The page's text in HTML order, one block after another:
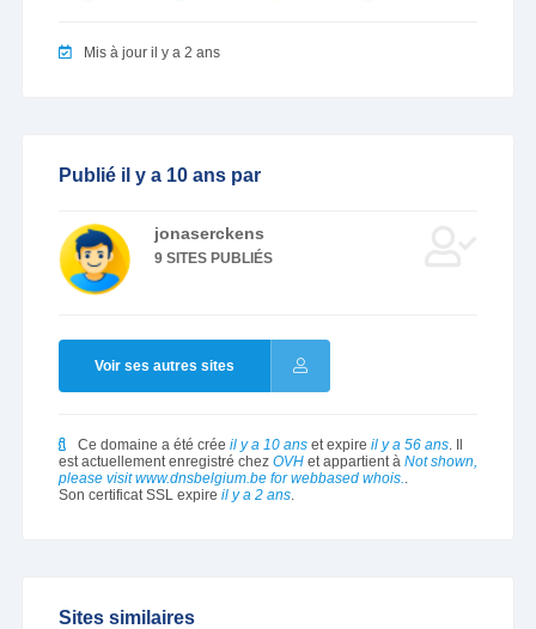
Mis à jour il y a 2 ans
Publié il y a 10 ans par
jonaserckens
9 SITES PUBLIÉS
Voir ses autres sites
Ce domaine a été crée il y a 10 anset expire il y a 56 ans. Il
est actuellement enregistré chez OVHet appartient à Not shown,
please visit www.dnsbelgium.be for webbased whois..
Son certificat SSL expire il y a 2 ans.
Sites similaires